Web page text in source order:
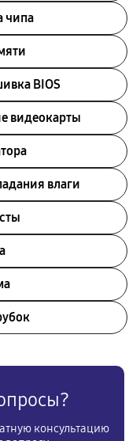
чипа
BIOS
видеокарты
влаги
консультацию